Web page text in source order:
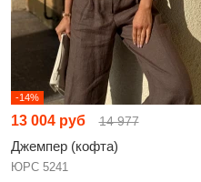
-14%
13 004 руб 14 977
Джемпер (кофта)
ЮРС 5241